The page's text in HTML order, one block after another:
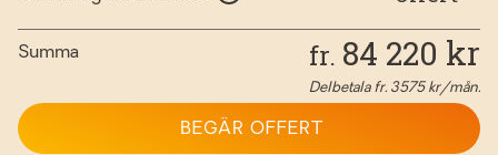
Summa fr. 84 220 kr
Delbetala fr. 3575kr/mån.
BEGÄR OFFERT